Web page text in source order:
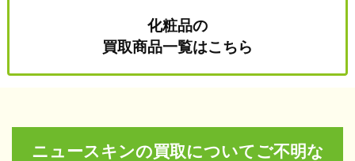
化粧品の
買取商品一覧はこちら
ニュースキンの買取についてご不明な